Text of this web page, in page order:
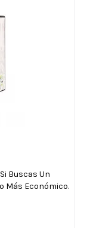
Buscas Un
Más Económico.